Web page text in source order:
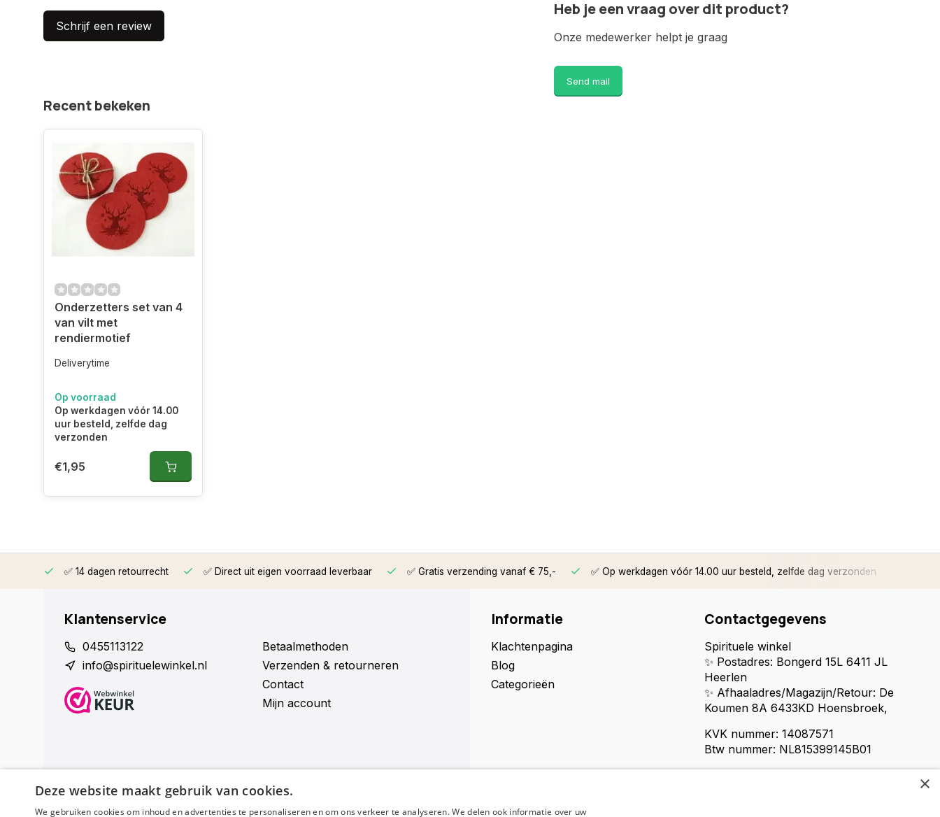
Schrijf een review
Heb je een vraag over dit product?
Onze medewerker helpt je graag
Send mail
Recent bekeken
Onderzetters set van 4
van vilt met
rendiermotief
Deliverytime
Op voorraad
Op werkdagen vóór 14.00
uur besteld, zelfde dag
verzonden
€1,95
✅ 14 dagen retourrecht ✅ Direct uit eigen voorraad leverbaar ✅ Gratis verzending vanaf € 75,- ✅ Op werkdagen vóór 14.00 uur besteld, zelfde dag verzonden
Klantenservice
0455113122
info@spirituelewinkel.nl
Betaalmethoden
Verzenden & retourneren
Contact
Mijn account
Informatie
Klachtenpagina
Blog
Categorieën
Contactgegevens
Spirituele winkel
✨ Postadres: Bongerd 15L 6411 JL
Heerlen
✨ Afhaaladres/Magazijn/Retour: De
Koumen 8A 6433KD Hoensbroek,
KVK nummer: 14087571
Btw nummer: NL815399145B01
×
Deze website maakt gebruik van cookies.
We gebruiken cookies om inhoud en advertenties te personaliseren en om ons verkeer te analyseren. We delen ook informatie over uw